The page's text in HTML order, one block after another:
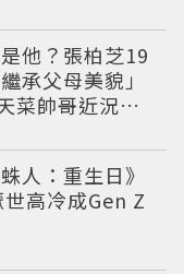
他？張柏芝19
承父母美貌」
菜帥哥近況曝
人：重生日》
高冷成Gen Z